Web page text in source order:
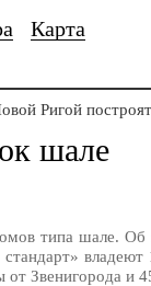
Карта
Ригой
шале
типа шале.
стандарт»
Звенигорода и